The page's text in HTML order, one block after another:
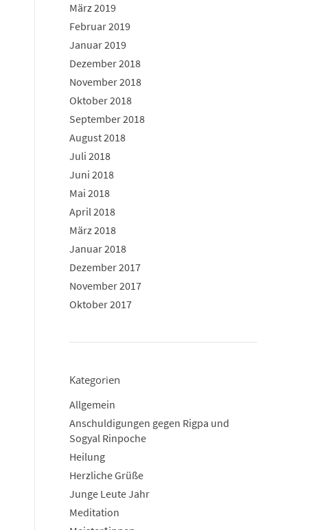
März 2019
Februar 2019
Januar 2019
Dezember 2018
November 2018
Oktober 2018
September 2018
August 2018
Juli 2018
Juni 2018
Mai 2018
April 2018
März 2018
Januar 2018
Dezember 2017
November 2017
Oktober 2017
Kategorien
Allgemein
Anschuldigungen gegen Rigpa und
Sogyal Rinpoche
Heilung
Herzliche Grüße
Junge Leute Jahr
Meditation